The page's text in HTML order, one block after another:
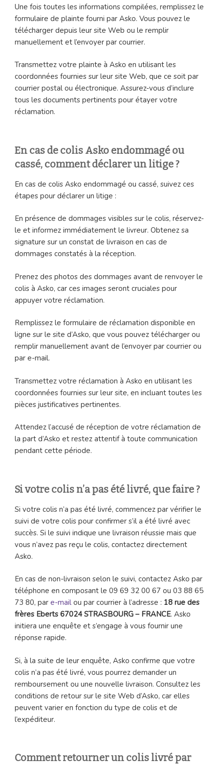
Une fois toutes les informations compilées, remplissez le
formulaire de plainte fourni par Asko. Vous pouvez le
télécharger depuis leur site Web ou le remplir
manuellement et l’envoyer par courrier.
Transmettez votre plainte à Asko en utilisant les
coordonnées fournies sur leur site Web, que ce soit par
courrier postal ou électronique. Assurez-vous d’inclure
tous les documents pertinents pour étayer votre
réclamation.
En cas de colis Asko endommagé ou
cassé, comment déclarer un litige ?
En cas de colis Asko endommagé ou cassé, suivez ces
étapes pour déclarer un litige :
En présence de dommages visibles sur le colis, réservez-
le et informez immédiatement le livreur. Obtenez sa
signature sur un constat de livraison en cas de
dommages constatés à la réception.
Prenez des photos des dommages avant de renvoyer le
colis à Asko, car ces images seront cruciales pour
appuyer votre réclamation.
Remplissez le formulaire de réclamation disponible en
ligne sur le site d’Asko, que vous pouvez télécharger ou
remplir manuellement avant de l’envoyer par courrier ou
par e-mail.
Transmettez votre réclamation à Asko en utilisant les
coordonnées fournies sur leur site, en incluant toutes les
pièces justificatives pertinentes.
Attendez l’accusé de réception de votre réclamation de
la part d’Asko et restez attentif à toute communication
pendant cette période.
Si votre colis n’a pas été livré, que faire ?
Si votre colis n’a pas été livré, commencez par vérifier le
suivi de votre colis pour confirmer s’il a été livré avec
succès. Si le suivi indique une livraison réussie mais que
vous n’avez pas reçu le colis, contactez directement
Asko.
En cas de non-livraison selon le suivi, contactez Asko par
téléphone en composant le 09 69 32 00 67 ou 03 88 65
73 80, par e-mail ou par courrier à l’adresse : 18 rue des
frères Eberts 67024 STRASBOURG – FRANCE. Asko
initiera une enquête et s’engage à vous fournir une
réponse rapide.
Si, à la suite de leur enquête, Asko confirme que votre
colis n’a pas été livré, vous pourrez demander un
remboursement ou une nouvelle livraison. Consultez les
conditions de retour sur le site Web d’Asko, car elles
peuvent varier en fonction du type de colis et de
l’expéditeur.
Comment retourner un colis livré par